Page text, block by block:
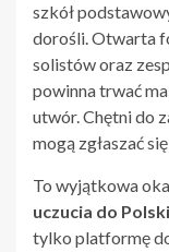
szkół
dorośli. Otwarta
solistów oraz
powinna trwać
utwór. Chętni do
mogą zgłaszać
To wyjątkowa
uczucia do Polski
tylko platformę